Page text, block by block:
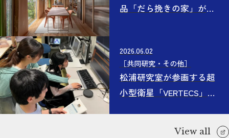
品「だら挽きの家」が
2026.06.02
［共同研究・ その他］
松浦研究室が参画する超
小型衛星「VERTECS」、
View all